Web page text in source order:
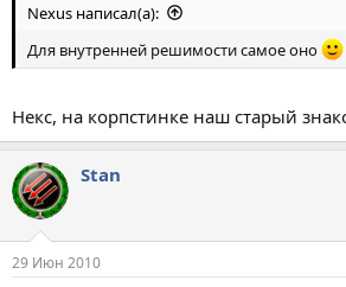
Nexus написал(а):
Для внутренней решимости самое оно
Некс, на корпстинке наш старый
Stan
29 Июн 2010